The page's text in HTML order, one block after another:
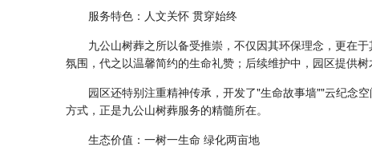
服务特色：人文关怀 贯穿始终
九公山树葬之所以备受推崇，不仅因其环保理念，更在
氛围，代之以温馨简约的生命礼赞；后续维护中，园区提供树
园区还特别注重精神传承，开发了"生命故事墙""云纪念
方式，正是九公山树葬服务的精髓所在。
生态价值：一树一生命 绿化两亩地